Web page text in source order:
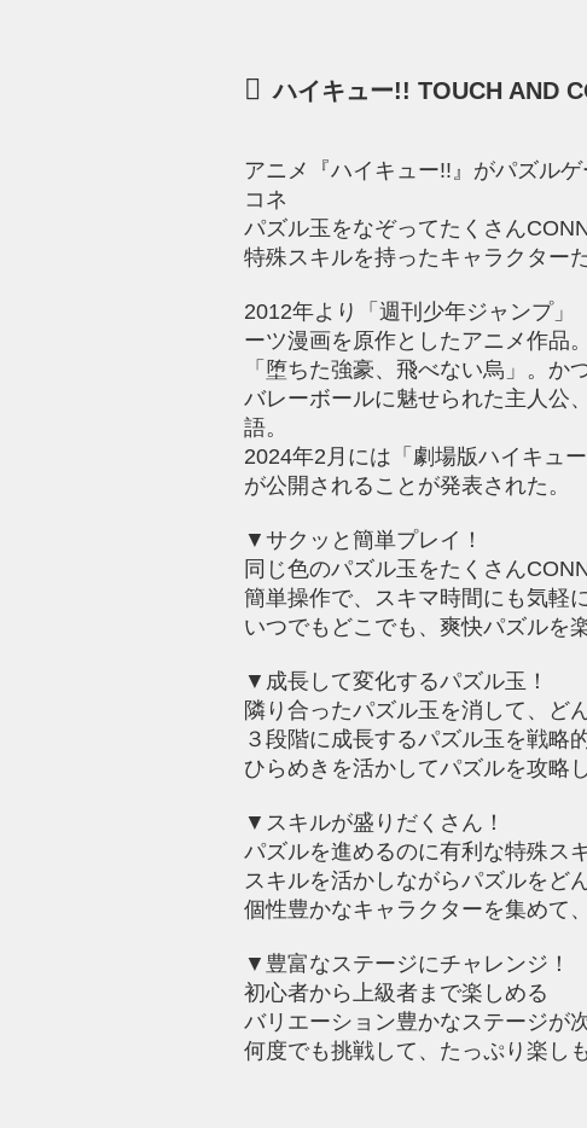
ハイキュー!! TOUCH AND
アニメ『ハイキュー!!』がパズル
コネ
パズル玉をなぞってたくさん
特殊スキルを持ったキャラクター
2012年より「週刊少年ジャンプ
ーツ漫画を原作としたアニメ作品。
「堕ちた強豪、飛べない烏」。か
バレーボールに魅せられた主人公
語。
2024年2月には「劇場版ハイキュ
が公開されることが発表された。
▼サクッと簡単プレイ！
同じ色のパズル玉をたくさん
簡単操作で、スキマ時間にも気軽
いつでもどこでも、爽快パズルを
▼成長して変化するパズル玉！
隣り合ったパズル玉を消して、ど
３段階に成長するパズル玉を戦略
ひらめきを活かしてパズルを攻略
▼スキルが盛りだくさん！
パズルを進めるのに有利な特殊ス
スキルを活かしながらパズルをど
個性豊かなキャラクターを集めて
▼豊富なステージにチャレンジ！
初心者から上級者まで楽しめる
バリエーション豊かなステージが
何度でも挑戦して、たっぷり楽し